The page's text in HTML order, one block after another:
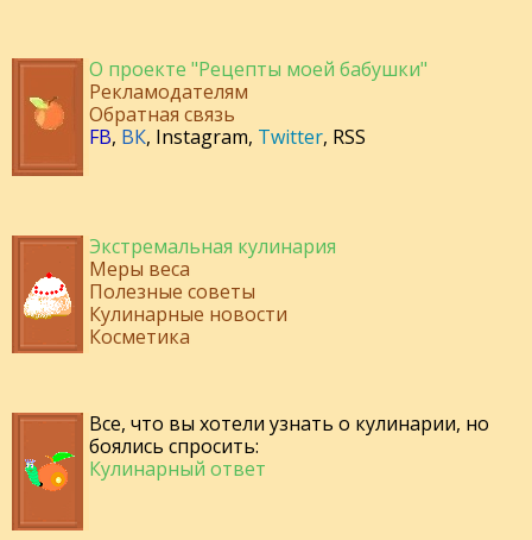
О проекте "Рецепты моей бабушки"
Рекламодателям
Обратная связь
FB, ВК, Instagram, Twitter, RSS
Экстремальная кулинария
Меры веса
Полезные советы
Кулинарные новости
Косметика
Все, что вы хотели узнать о кулинарии, но
боялись спросить:
Кулинарный ответ